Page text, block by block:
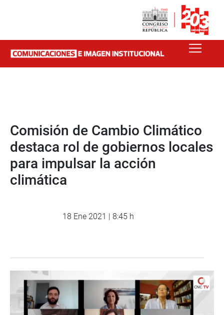
Comisión de Cambio Climático
destaca rol de gobiernos locales
para impulsar la acción
climática
18 Ene 2021 | 8:45 h